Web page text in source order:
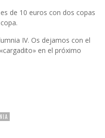
de 10 euros con dos copas
IV. Os dejamos con el
en el próximo